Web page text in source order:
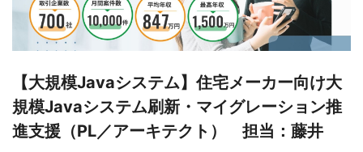
仕入等の業務知見 ・在庫評価、評価損、原価計算、売上計上、仕
入計上等の会計知見 ・SAP FI/CO、Oracle EBS、OBIC、勘定奉
行、freee、Money Forward等の会計システム知見 ・ERP全体のア
設計、業務要件整理経験 ・販売管理等から会計領域への業務・デ
ータ連携に関する理解 ・経理実務の巻き取りや業務負荷削減支援
経験 ・新規事業立ち上げフェーズでの業務設計、管理項目設計、
業績管理設計経験 ・経理部門側の立場でシステム部門やベンダー
【大規模Javaシステム】住宅メーカー向け大
規模Javaシステム刷新・マイグレーション推
進支援（PL／アーキテクト） 担当：藤井